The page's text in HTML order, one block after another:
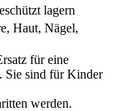
lagern
Haut, Nägel,
für eine
Sie sind für Kinder
werden.